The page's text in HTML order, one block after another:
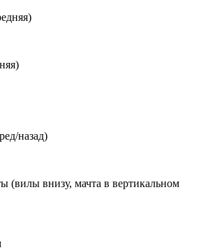
назад)
(вилы внизу, мачта в вертикальном